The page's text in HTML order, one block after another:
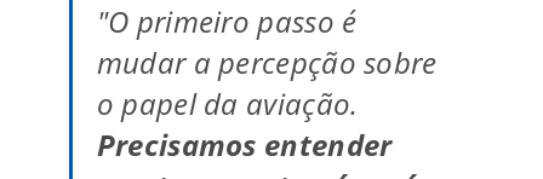
"O primeiro passo é
mudar a percepção sobre
o papel da aviação.
Precisamos entender